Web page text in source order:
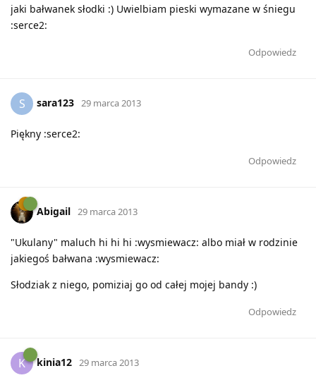
jaki bałwanek słodki :) Uwielbiam pieski wymazane w śniegu
:serce2:
Odpowiedz
S sara123 29 marca 2013
Piękny :serce2:
Odpowiedz
Abigail 29 marca 2013
"Ukulany" maluch hi hi hi :wysmiewacz: albo miał w rodzinie
jakiegoś bałwana :wysmiewacz:
Słodziak z niego, pomiziaj go od całej mojej bandy :)
Odpowiedz
K kinia12 29 marca 2013